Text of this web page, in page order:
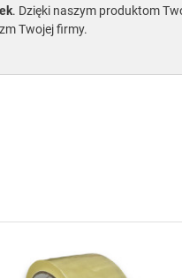
. Dzięki naszym produktom
Twojej firmy.